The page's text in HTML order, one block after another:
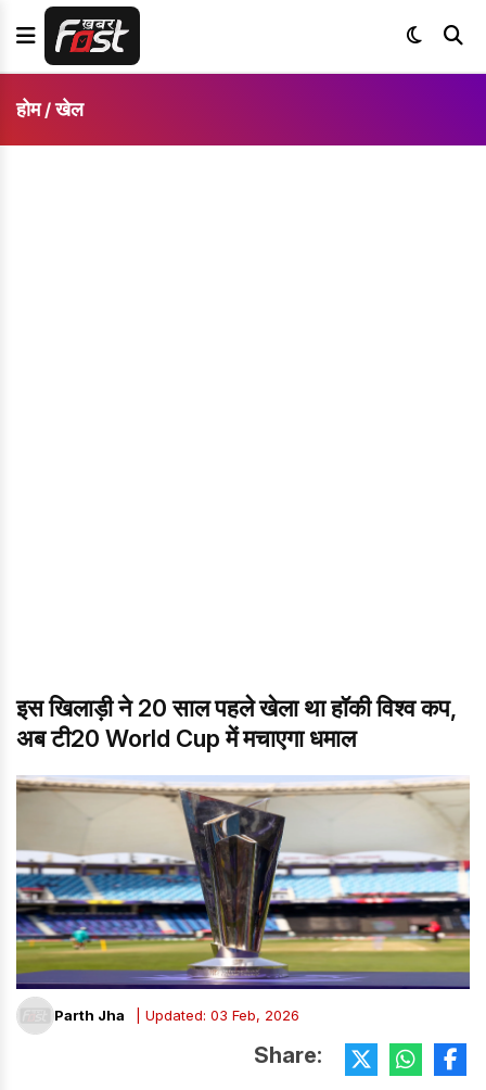
होम/ खेल
इस खिलाड़ी ने 20 साल पहले खेला था हॉकी विश्व कप,
अब टी20 World Cup में मचाएगा धमाल
Parth Jha | Updated: 03 Feb, 2026
Share: